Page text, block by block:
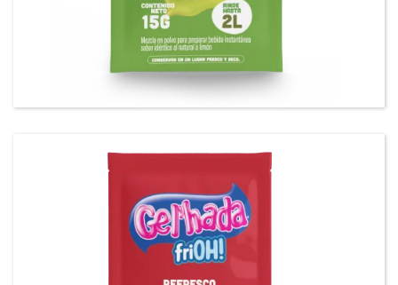
Gel’hada FriOH Refresco sabor a limón